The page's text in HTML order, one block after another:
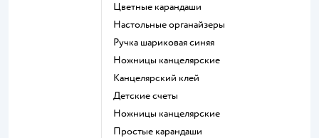
Цветные карандаши
Настольные органайзеры
Ручка шариковая синяя
Ножницы канцелярские
Канцелярский клей
Детские счеты
Ножницы канцелярские
Простые карандаши